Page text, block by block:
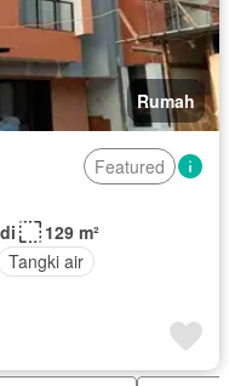
Rumah
Featured
129 m²
Tangki air